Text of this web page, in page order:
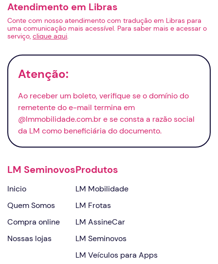
Atendimento em Libras
Conte com nosso atendimento com tradução em Libras para
uma comunicação mais acessível. Para saber mais e acessar o
serviço, clique aqui.
Atenção:
Ao receber um boleto, verifique se o domínio do
remetente doe-mail termina em
@lmmobilidade.com.br e se consta a razão social
da LM como beneficiária do documento.
LM Seminovos
Inicio
Quem Somos
Compra online
Nossas lojas
Produtos
LM Mobilidade
LM Frotas
LM AssineCar
LM Veículos para Apps
LM Seminovos